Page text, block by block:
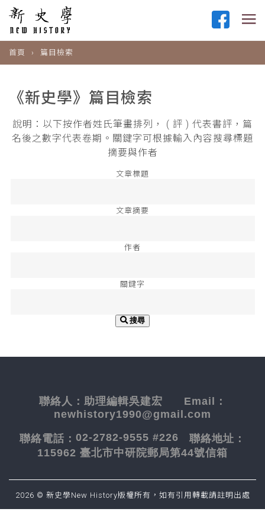
首頁 篇目檢索
《新史學》篇目檢索
說明：以下按作者姓氏筆畫排列， ( 評 ) 代表書評，篇
名後之數字代表卷期。關鍵字可根據輸入內容搜尋標題
摘要與作者
文章標題
文章摘要
作者
關鍵字
搜尋
聯絡人： 助理編輯吳建宏 Email：
newhistory1990@gmail.com
聯絡電話： 02-2782-9555 #226 聯絡地址：
115962 臺北市中研院郵局第44號信箱
2026 © 新史學New History版權所有，如有引用轉載請註明出處